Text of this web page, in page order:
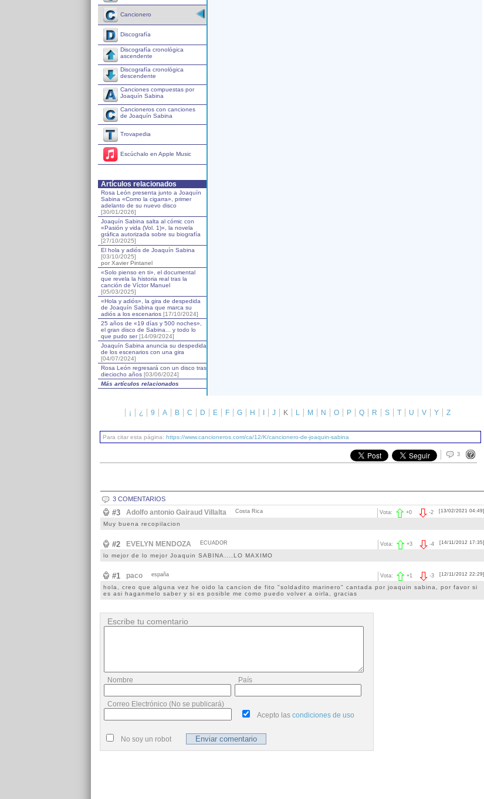
Cancionero
Discografía
Discografía cronológica
ascendente
Discografía cronológica
descendente
Canciones compuestas por
Joaquín Sabina
Cancioneros con canciones
de Joaquín Sabina
Trovapedia
Escúchalo en Apple Music
Artículos relacionados
Rosa León presenta junto a Joaquín
Sabina «Como la cigarra», primer
adelanto de su nuevo disco
[30/01/2026]
Joaquín Sabina salta al cómic con
«Pasión y vida (Vol. 1)», la novela
gráfica autorizada sobre su biografía
[27/10/2025]
El hola y adiós de Joaquín Sabina
[03/10/2025]
por Xavier Pintanel
«Solo pienso en ti», el documental
que revela la historia real tras la
canción de Víctor Manuel
[05/03/2025]
«Hola y adiós», la gira de despedida
de Joaquín Sabina que marca su
adiós a los escenarios [17/10/2024]
25 años de «19 días y 500 noches»,
el gran disco de Sabina... y todo lo
que pudo ser[14/09/2024]
Joaquín Sabina anuncia su despedida
de los escenarios con una gira
[04/07/2024]
Rosa León regresará con un disco tras
dieciocho años [03/06/2024]
Más artículos relacionados
¡ ¿ 9 A B C D E F G H J K L M N O P Q R S T U V Y Z
Para citar esta página: https://www.cancioneros.com/ca/12/K/cancionero-de-joaquin-sabina
3
3 COMENTARIOS
#3 Adolfo antonio Gairaud Villalta Costa Rica [13/02/2021 04:49]
-2
Vota: +0
Muy buena recopilacion
#2 EVELYN MENDOZA ECUADOR [14/11/2012 17:35]
-4
Vota: +3
lo mejor de lo mejor Joaquin SABINA....LO MAXIMO
#1 paco españa [12/11/2012 22:29]
-3
Vota: +1
hola, creo que alguna vez he oido la cancion de fito "soldadito marinero" cantada por joaquin sabina, por favor si
es asi haganmelo saber y si es posible me como puedo volver a oirla, gracias
Escribe tu comentario
Nombre País
Correo Electrónico (No se publicará)
Acepto las condiciones de uso
No soy un robot